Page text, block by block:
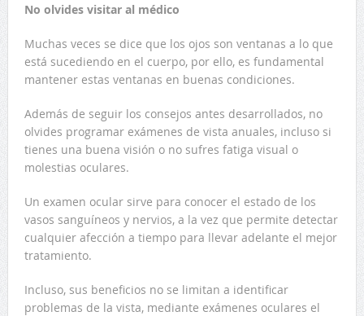
No olvides visitar al médico
Muchas veces se dice que los ojos son ventanas a lo que
está sucediendo en el cuerpo, por ello, es fundamental
mantener estas ventanas en buenas condiciones.
Además de seguir los consejos antes desarrollados, no
olvides programar exámenes de vista anuales, incluso si
tienes una buena visión o no sufres fatiga visual o
molestias oculares.
Un examen ocular sirve para conocer el estado de los
vasos sanguíneos y nervios, a la vez que permite detectar
cualquier afección a tiempo para llevar adelante el mejor
tratamiento.
Incluso, sus beneficios no se limitan a identificar
problemas de la vista, mediante exámenes oculares el